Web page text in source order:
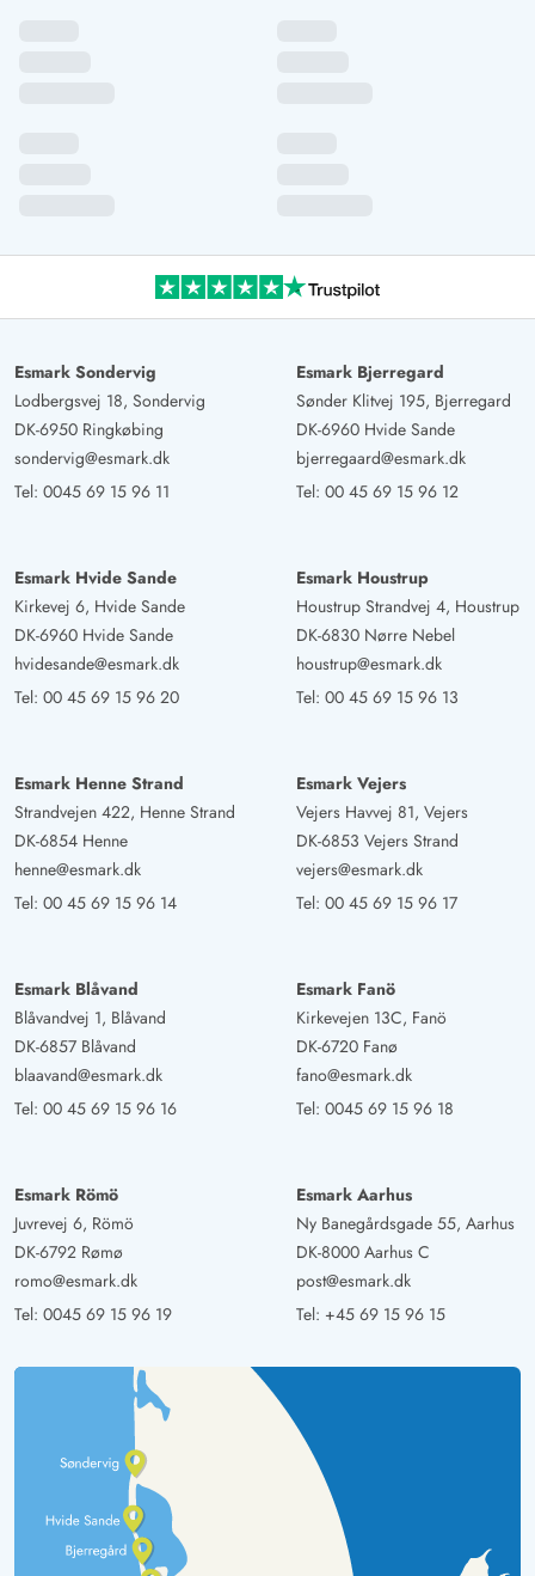
Esmark Sondervig
Lodbergsvej 18, Sondervig
DK-6950 Ringkøbing
sondervig@esmark.dk
Tel: 0045 69 15 96 11
Esmark Bjerregard
Sønder Klitvej 195, Bjerregard
DK-6960 Hvide Sande
bjerregaard@esmark.dk
Tel: 00 45 69 15 96 12
Esmark Hvide Sande
Kirkevej 6, Hvide Sande
DK-6960 Hvide Sande
hvidesande@esmark.dk
Tel: 00 45 69 15 96 20
Esmark Houstrup
Houstrup Strandvej 4, Houstrup
DK-6830 Nørre Nebel
houstrup@esmark.dk
Tel: 00 45 69 15 96 13
Esmark Henne Strand
Strandvejen 422, Henne Strand
DK-6854 Henne
henne@esmark.dk
Tel: 00 45 69 15 96 14
Esmark Vejers
Vejers Havvej 81, Vejers
DK-6853 Vejers Strand
vejers@esmark.dk
Tel: 00 45 69 15 96 17
Esmark Blåvand
Blåvandvej 1, Blåvand
DK-6857 Blåvand
blaavand@esmark.dk
Tel: 00 45 69 15 96 16
Esmark Fanö
Kirkevejen 13C, Fanö
DK-6720 Fanø
fano@esmark.dk
Tel: 0045 69 15 96 18
Esmark Römö
Juvrevej 6, Römö
DK-6792 Rømø
romo@esmark.dk
Tel: 0045 69 15 96 19
Esmark Aarhus
Ny Banegårdsgade 55, Aarhus
DK-8000 Aarhus C
post@esmark.dk
Tel: +45 69 15 96 15